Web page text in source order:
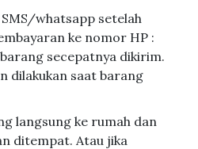
whatsapp setelah
ke nomor HP :
secepatnya dikirim.
dilakukan saat barang
langsung ke rumah dan
ditempat. Atau jika